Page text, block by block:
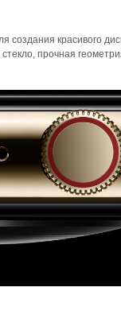
создания красивого
прочная